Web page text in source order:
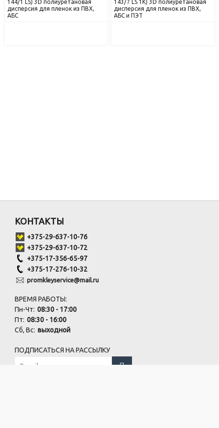
144/1 LS) 3D полиуретановая
дисперсия для пленок из ПВХ,
АБС
143/7 LS 1К) 3D полиуретановая
дисперсия для пленок из ПВХ,
АБС и ПЭТ
КОНТАКТЫ
+375-29-637-10-76
+375-29-637-10-72
+375-17-356-65-97
+375-17-276-10-32
promkleyservice@mail.ru
ВРЕМЯ РАБОТЫ:
Пн-Чт: 08:30 - 17:00
Пт: 08:30 - 16:00
Сб, Вс: выходной
ПОДПИСАТЬСЯ НА РАССЫЛКУ